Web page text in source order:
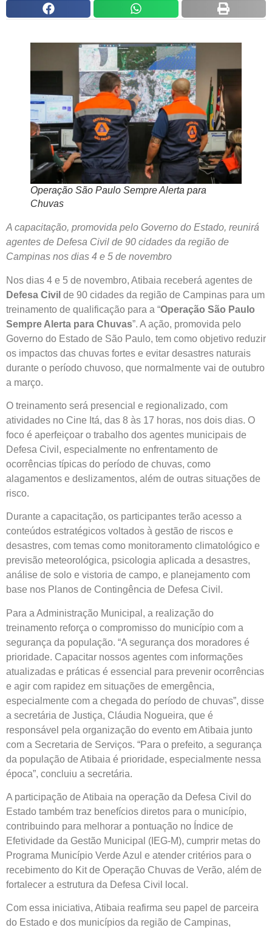
Operação São Paulo Sempre Alerta para
Chuvas
A capacitação, promovida pelo Governo do Estado, reunirá
agentes de Defesa Civil de 90 cidades da região de
Campinas nos dias 4 e 5 de novembro
Nos dias 4 e 5 de novembro, Atibaia receberá agentes de
Defesa Civil de 90 cidades da região de Campinas para um
treinamento de qualificação para a “Operação São Paulo
Sempre Alerta para Chuvas”. A ação, promovida pelo
Governo do Estado de São Paulo, tem como objetivo reduzir
os impactos das chuvas fortes e evitar desastres naturais
durante o período chuvoso, que normalmente vai de outubro
a março.
O treinamento será presencial e regionalizado, com
atividades no Cine Itá, das 8 às 17 horas, nos dois dias. O
foco é aperfeiçoar o trabalho dos agentes municipais de
Defesa Civil, especialmente no enfrentamento de
ocorrências típicas do período de chuvas, como
alagamentos e deslizamentos, além de outras situações de
risco.
Durante a capacitação, os participantes terão acesso a
conteúdos estratégicos voltados à gestão de riscos e
desastres, com temas como monitoramento climatológico e
previsão meteorológica, psicologia aplicada a desastres,
análise de solo e vistoria de campo, e planejamento com
base nos Planos de Contingência de Defesa Civil.
Para a Administração Municipal, a realização do
treinamento reforça o compromisso do município com a
segurança da população. “A segurança dos moradores é
prioridade. Capacitar nossos agentes com informações
atualizadas e práticas é essencial para prevenir ocorrências
e agir com rapidez em situações de emergência,
especialmente com a chegada do período de chuvas”, disse
a secretária de Justiça, Cláudia Nogueira, que é
responsável pela organização do evento em Atibaia junto
com a Secretaria de Serviços. “Para o prefeito, a segurança
da população de Atibaia é prioridade, especialmente nessa
época”, concluiu a secretária.
A participação de Atibaia na operação da Defesa Civil do
Estado também traz benefícios diretos para o município,
contribuindo para melhorar a pontuação no Índice de
Efetividade da Gestão Municipal (IEG-M), cumprir metas do
Programa Município Verde Azul e atender critérios para o
recebimento do Kit de Operação Chuvas de Verão, além de
fortalecer a estrutura da Defesa Civil local.
Com essa iniciativa, Atibaia reafirma seu papel de parceira
do Estado e dos municípios da região de Campinas,